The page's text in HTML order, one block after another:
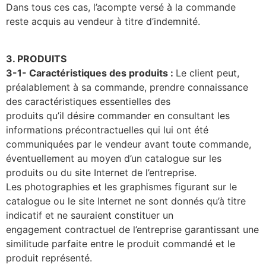
Dans tous ces cas, l’acompte versé à la commande
reste acquis au vendeur à titre d’indemnité.
3. PRODUITS
3-1- Caractéristiques des produits : Le client peut,
préalablement à sa commande, prendre connaissance
des caractéristiques essentielles des
produits qu’il désire commander en consultant les
informations précontractuelles qui lui ont été
communiquées par le vendeur avant toute commande,
éventuellement au moyen d’un catalogue sur les
produits ou du site Internet de l’entreprise.
Les photographies et les graphismes figurant sur le
catalogue ou le site Internet ne sont donnés qu’à titre
indicatif et ne sauraient constituer un
engagement contractuel de l’entreprise garantissant une
similitude parfaite entre le produit commandé et le
produit représenté.